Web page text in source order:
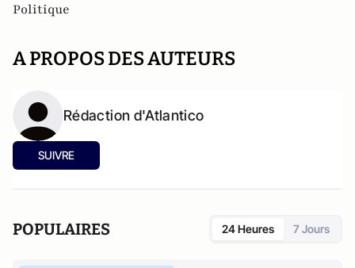
Politique
A PROPOS DES AUTEURS
Rédaction d'Atlantico
SUIVRE
POPULAIRES 24 Heures 7 Jours